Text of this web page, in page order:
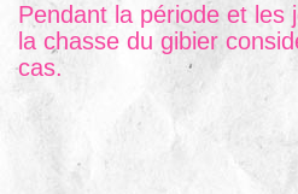
Pendant la période et les
la chasse du gibier
cas.